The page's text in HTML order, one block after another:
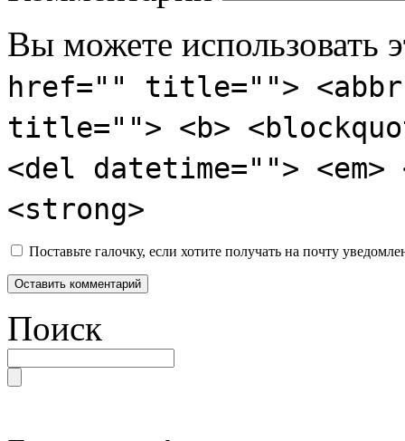
Вы можете использовать
href="" title="">
title=""> <b>
<del datetime="">
<strong>
Поставьте галочку, если хотите получать на почту
Поиск